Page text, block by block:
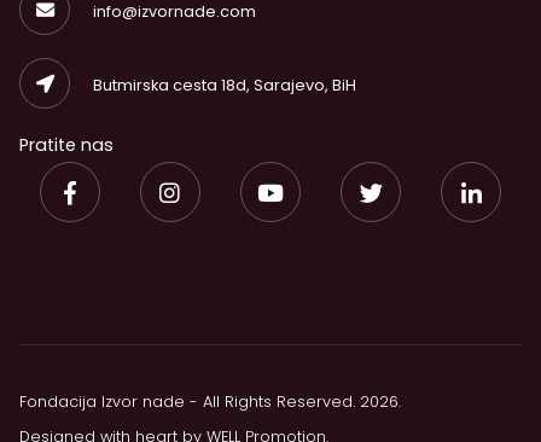
info@izvornade.com
Butmirska cesta 18d, Sarajevo, BiH
Pratite nas
Fondacija Izvor nade - All Rights Reserved. 2026.
Designed with heart by WELL Promotion.